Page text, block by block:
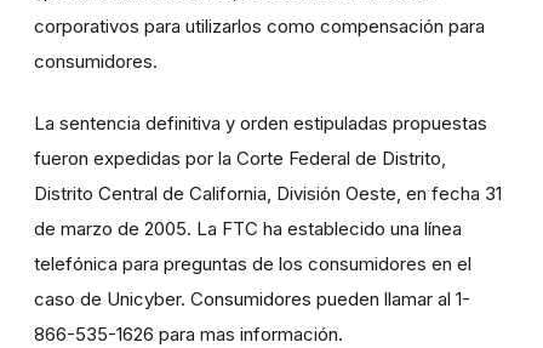
corporativos para utilizarlos como compensación para
consumidores.
La sentencia definitiva y orden estipuladas propuestas
fueron expedidas por la Corte Federal de Distrito,
Distrito Central de California, División Oeste, en fecha 31
de marzo de 2005. La FTC ha establecido una línea
telefónica para preguntas de los consumidores en el
caso de Unicyber. Consumidores pueden llamar al 1-
866-535-1626 para mas información.